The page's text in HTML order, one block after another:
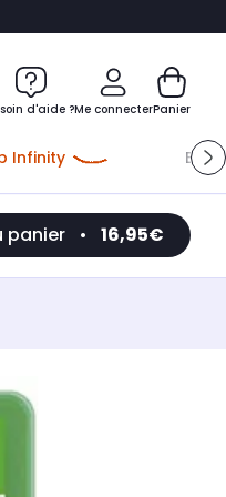
d'aide ?Me connecterPanier
Infinity
panier • 16,95€